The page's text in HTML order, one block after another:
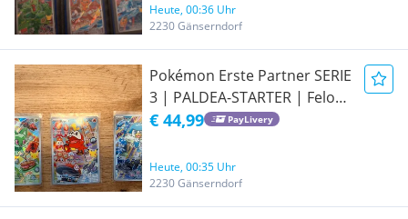
Heute, 00:36 Uhr
2230 Gänserndorf
Pokémon Erste Partner SERIE
3 | PALDEA-STARTER | Felori,
Krokel & Kwaks
€ 44,99 PayLivery
Heute, 00:35 Uhr
2230 Gänserndorf